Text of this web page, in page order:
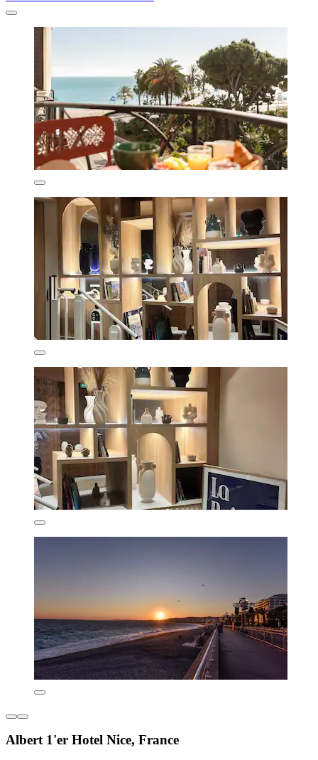
Albert 1'er Hotel Nice, France